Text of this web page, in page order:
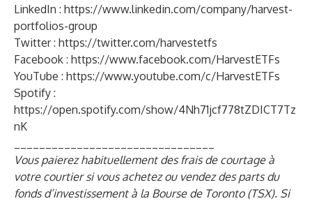
LinkedIn : https://www.linkedin.com/company/harvest-
portfolios-group
Twitter : https://twitter.com/harvestetfs
Facebook : https://www.facebook.com/HarvestETFs
YouTube : https://www.youtube.com/c/HarvestETFs
Spotify :
https://open.spotify.com/show/4Nh71jcf778tZDICT7Tz
nK
Vous paierez habituellement des frais de courtage à
votre courtier si vous achetez ou vendez des parts du
fonds d’investissement à la Bourse de Toronto (TSX). Si